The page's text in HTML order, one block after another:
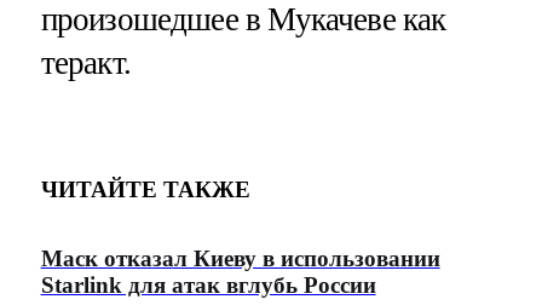
произошедшее в Мукачеве как
теракт.
ЧИТАЙТЕ ТАКЖЕ
Маск отказал Киеву в использовании
Starlink для атак вглубь России